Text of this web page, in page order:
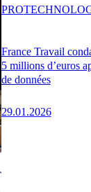
France Travail
5 millions d’euros
de données
29.01.2026
PRO